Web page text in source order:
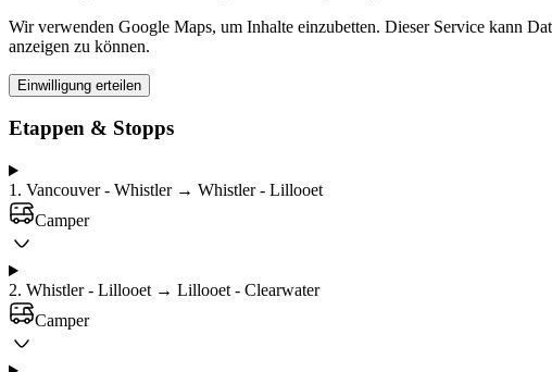
Wir verwenden Google Maps, um Inhalte einzubetten. Dieser Service kann
anzeigen zu können.
Einwilligung erteilen
Etappen & Stopps
1 . Vancouver - Whistler → Whistler - Lillooet
Camper
2. Whistler - Lillooet → Lillooet - Clearwater
Camper